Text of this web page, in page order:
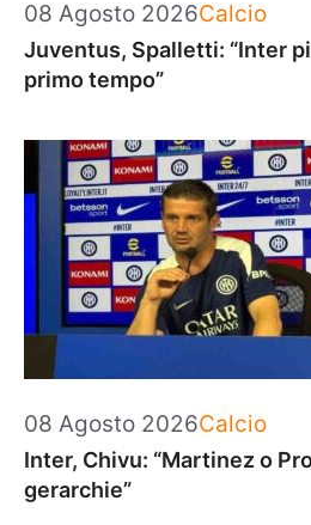
08 Agosto 2026Categorie
Calcio
Juventus, Spalletti: “Inter
primo tempo”
08 Agosto 2026Categorie
Calcio
Inter, Chivu: “Martinez o
gerarchie”